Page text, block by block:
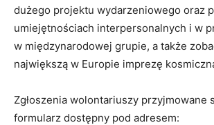
dużego projektu wydarzeniowego oraz
umiejętnościach interpersonalnych i w
w międzynarodowej grupie, a także
największą w Europie imprezę
Zgłoszenia wolontariuszy przyjmowane
formularz dostępny pod adresem: